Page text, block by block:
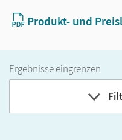
Produkt- und
Ergebnisse eingrenzen